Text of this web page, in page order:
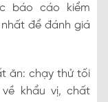
báo cáo kiểm
để đánh giá
ăn: chạy thử tối
khẩu vị, chất